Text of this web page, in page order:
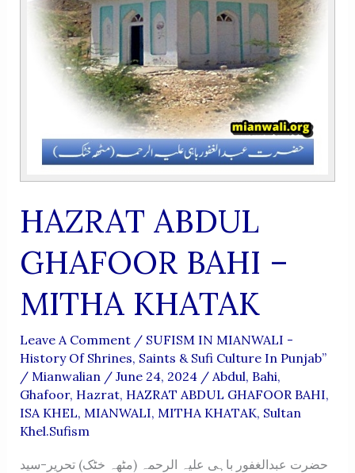
HAZRAT ABDUL
GHAFOOR BAHI –
MITHA KHATAK
Leave A Comment / SUFISM IN MIANWALI -
History Of Shrines, Saints & Sufi Culture In Punjab”
/ Mianwalian / June 24, 2024 / Abdul, Bahi,
Ghafoor, Hazrat, HAZRAT ABDUL GHAFOOR BAHI,
ISA KHEL, MIANWALI, MITHA KHATAK, Sultan
Khel.sufism
حضرت عبدالغفور باہی علیہ الرحمہ (مٹھہ خٹک) تحریر-سید